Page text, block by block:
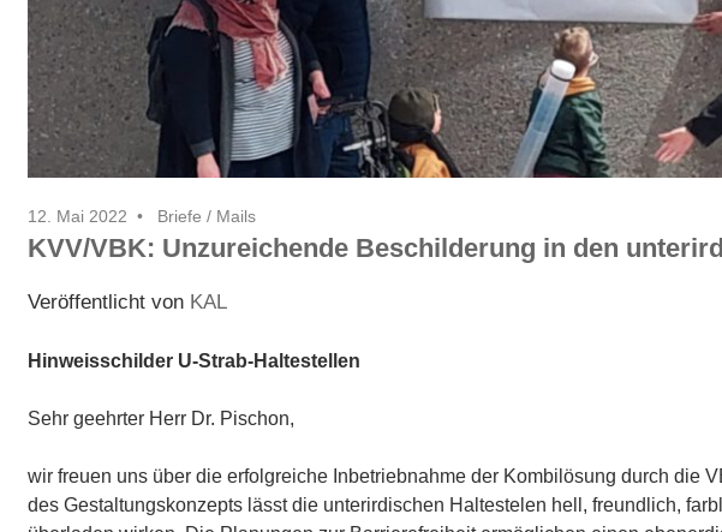
12. Mai 2022 Briefe / Mails
KVV/VBK: Unzureichende Beschilderung in den
Veröffentlicht von KAL
Hinweisschilder U-Strab-Haltestellen
Sehr geehrter Herr Dr. Pischon,
wir freuen uns über die erfolgreiche Inbetriebnahme der Kombilösung durch die
des Gestaltungskonzepts lässt die unterirdischen Haltestelen hell, freundlich,